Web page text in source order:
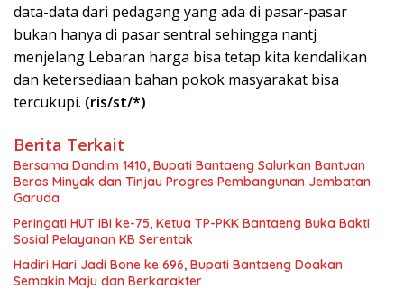
data-data dari pedagang yang ada di pasar-pasar
bukan hanya di pasar sentral sehingga nantj
menjelang Lebaran harga bisa tetap kita kendalikan
dan ketersediaan bahan pokok masyarakat bisa
tercukupi. (ris/st/*)
Berita Terkait
Bersama Dandim 1410, Bupati Bantaeng Salurkan Bantuan
Beras Minyak dan Tinjau Progres Pembangunan Jembatan
Garuda
Peringati HUT IBI ke-75, Ketua TP-PKK Bantaeng Buka Bakti
Sosial Pelayanan KB Serentak
Hadiri Hari Jadi Bone ke 696, Bupati Bantaeng Doakan
Semakin Maju dan Berkarakter